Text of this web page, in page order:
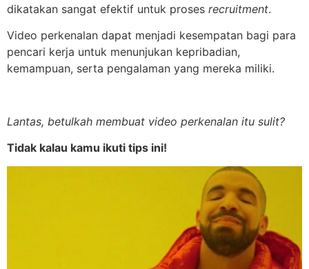
dikatakan sangat efektif untuk proses recruitment.
Video perkenalan dapat menjadi kesempatan bagi para
pencari kerja untuk menunjukan kepribadian,
kemampuan, serta pengalaman yang mereka miliki.
Lantas, betulkah membuat video perkenalan itu sulit?
Tidak kalau kamu ikuti tips ini!